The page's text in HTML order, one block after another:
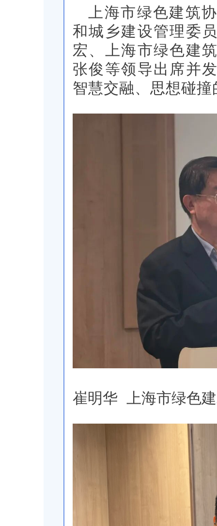
上海市绿色建筑
和城乡建设管理委
宏、上海市绿色建
张俊等领导出席并
智慧交融、思想碰
崔明华 上海市绿色